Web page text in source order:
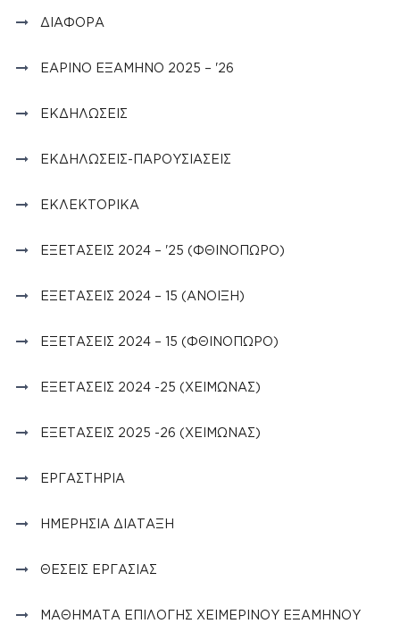
ΔΙΆΦΟΡΑ
ΕΑΡΙΝΌ ΕΞΆΜΗΝΟ 2025 – '26
ΕΚΔΗΛΏΣΕΙΣ
ΕΚΔΗΛΏΣΕΙΣ-ΠΑΡΟΥΣΙΆΣΕΙΣ
ΕΚΛΕΚΤΟΡΙΚΆ
ΕΞΕΤΆΣΕΙΣ 2024 – '25 (ΦΘΙΝΌΠΩΡΟ)
ΕΞΕΤΆΣΕΙΣ 2024 – 15 (ΆΝΟΙΞΗ)
ΕΞΕΤΆΣΕΙΣ 2024 – 15 (ΦΘΙΝΟΠΩΡΟ)
ΕΞΕΤΆΣΕΙΣ 2024 -25 (ΧΕΙΜΏΝΑΣ)
ΕΞΕΤΆΣΕΙΣ 2025 -26 (ΧΕΙΜΏΝΑΣ)
ΕΡΓΑΣΤΉΡΙΑ
ΗΜΕΡΉΣΙΑ ΔΙΆΤΑΞΗ
ΘΈΣΕΙΣ ΕΡΓΑΣΊΑΣ
ΜΑΘΉΜΑΤΑ ΕΠΙΛΟΓΉΣ ΧΕΙΜΕΡΙΝΟΎ ΕΞΑΜΉΝΟΥ